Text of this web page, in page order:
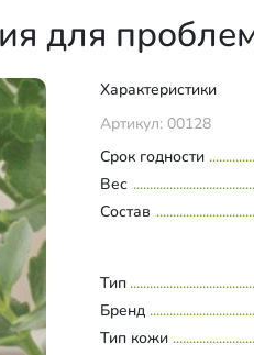
для
Характеристики
Артикул: 00128
Срок годности
Вес
Состав
Тип
Бренд
Тип кожи